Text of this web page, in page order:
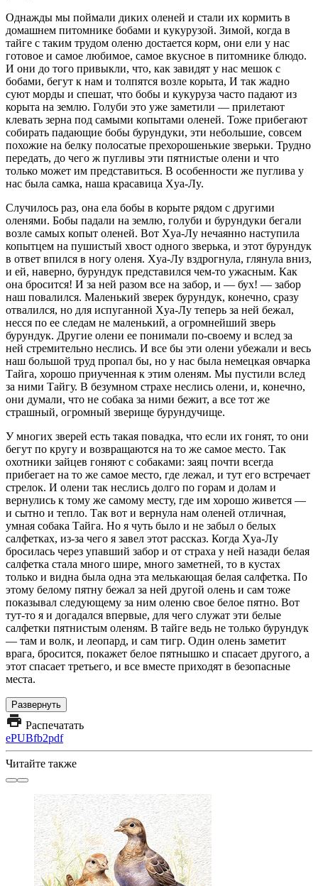
Однажды мы поймали диких оленей и стали их кормить в
домашнем питомнике бобами и кукурузой. Зимой, когда в
тайге с таким трудом оленю достается корм, они ели у нас
готовое и самое любимое, самое вкусное в питомнике блюдо.
И они до того привыкли, что, как завидят у нас мешок с
бобами, бегут к нам и толпятся возле корыта, И так жадно
суют морды и спешат, что бобы и кукуруза часто падают из
корыта на землю. Голуби это уже заметили — прилетают
клевать зерна под самыми копытами оленей. Тоже прибегают
собирать падающие бобы бурундуки, эти небольшие, совсем
похожие на белку полосатые прехорошенькие зверьки. Трудно
передать, до чего ж пугливы эти пятнистые олени и что
только может им представиться. В особенности же пуглива у
нас была самка, наша красавица Xya-Лy.
Случилось раз, она ела бобы в корыте рядом с другими
оленями. Бобы падали на землю, голуби и бурундуки бегали
возле самых копыт оленей. Вот Хya-Лy нечаянно наступила
копытцем на пушистый хвост одного зверька, и этот бурундук
в ответ впился в ногу оленя. Xya-Лy вздрогнула, глянула вниз,
и ей, наверно, бурундук представился чем-то ужасным. Как
она бросится! И за ней разом все на забор, и — бух! — забор
наш повалился. Маленький зверек бурундук, конечно, сразу
отвалился, но для испуганной Xya-Лy теперь за ней бежал,
несся по ее следам не маленький, а огромнейший зверь
бурундук. Другие олени ее понимали по-своему и вслед за
ней стремительно неслись. И все бы эти олени убежали и весь
наш большой труд пропал бы, но у нас была немецкая овчарка
Тайга, хорошо приученная к этим оленям. Мы пустили вслед
за ними Тайгу. В безумном страхе неслись олени, и, конечно,
они думали, что не собака за ними бежит, а все тот же
страшный, огромный зверище бурундучище.
У многих зверей есть такая повадка, что если их гонят, то они
бегут по кругу и возвращаются на то же самое место. Так
охотники зайцев гоняют с собаками: заяц почти всегда
прибегает на то же самое место, где лежал, и тут его встречает
стрелок. И олени так неслись долго по горам и долам и
вернулись к тому же самому месту, где им хорошо живется —
и сытно и тепло. Так вот и вернула нам оленей отличная,
умная собака Тайга. Но я чуть было и не забыл о белых
салфетках, из-за чего я завел этот рассказ. Когда Хya-Лy
бросилась через упавший забор и от страха у ней назади белая
салфетка стала много шире, много заметней, то в кустах
только и видна была одна эта мелькающая белая салфетка. По
этому белому пятну бежал за ней другой олень и сам тоже
показывал следующему за ним оленю свое белое пятно. Вот
тут-то я и догадался впервые, для чего служат эти белые
салфетки пятнистым оленям. В тайге ведь не только бурундук
— там и волк, и леопард, и сам тигр. Один олень заметит
врага, бросится, покажет белое пятнышко и спасает другого, а
этот спасает третьего, и все вместе приходят в безопасные
места.
Развернуть
Распечатать
ePUBfb2pdf
Читайте также